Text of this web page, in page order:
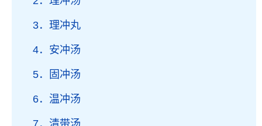
3．理冲丸
4．安冲汤
5．固冲汤
6．温冲汤